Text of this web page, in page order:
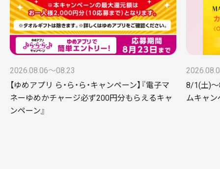
2026.08.06〜08.23
【ゆめアプリ ら・ら・ら・キャンペーン】『電子マ
ネーゆめかチャージ必ず200円分もらえるキャ
ンペーン』
8/1(土)
ムキャン